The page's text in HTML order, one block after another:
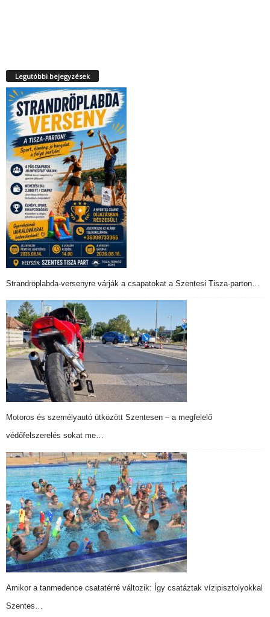
Legutóbbi bejegyzések
Strandröplabda-versenyre várják a csapatokat a Szentesi Tisza-parton…
Motoros és személyautó ütközött Szentesen – a megfelelő
védőfelszerelés sokat me…
Amikor a tanmedence csatatérré változik: Így csatáztak vízipisztolyokkal
Szentes…